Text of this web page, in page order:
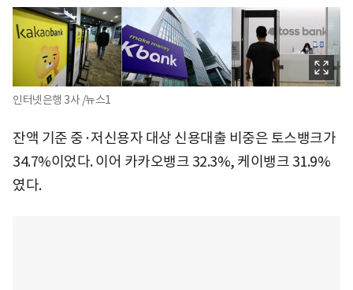
인터넷은행 3사 /뉴스1
잔액 기준 중·저신용자 대상 신용대출 비중은 토스뱅크가
34.7%이었다. 이어 카카오뱅크 32.3%, 케이뱅크 31.9%
였다.